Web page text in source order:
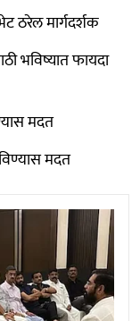
ठरेल मार्गदर्शक
भविष्यात फायदा
मदत
मदत